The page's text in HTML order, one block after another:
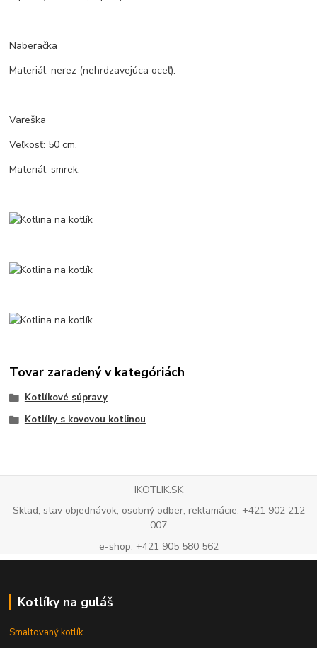
Naberačka
Materiál: nerez (nehrdzavejúca oceľ).
Vareška
Veľkosť: 50 cm.
Materiál: smrek.
Tovar zaradený v kategóriách
Kotlíkové súpravy
Kotlíky s kovovou kotlinou
IKOTLIK.SK
Sklad, stav objednávok, osobný odber, reklamácie: +421 902 212
007
e-shop: +421 905 580 562
Kotlíky na guláš
Smaltovaný kotlík